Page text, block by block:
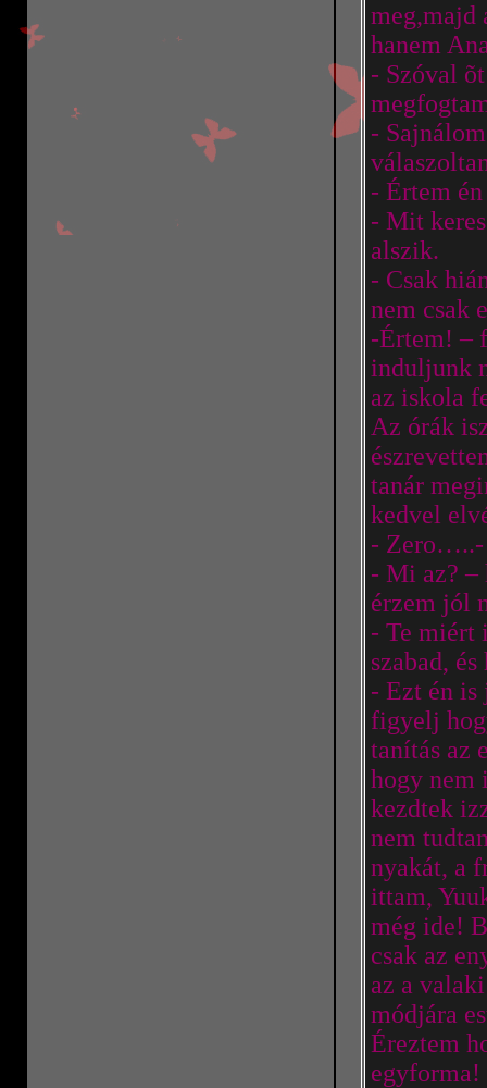
meg,majd
hanem
- Szóval
-
- Értem
- Mit
alszik.
- Csak
nem csak
-Értem! –
induljunk
az iskola
Az órák
tanár
kedvel
- Zero…..-
- Mi az? –
érzem jól
- Te miért
szabad,
- Ezt én
figyelj
tanítás az
hogy nem
kezdtek
nem
nyakát, a
ittam,
még ide!
csak az
az a
módjára
Éreztem
egyforma!